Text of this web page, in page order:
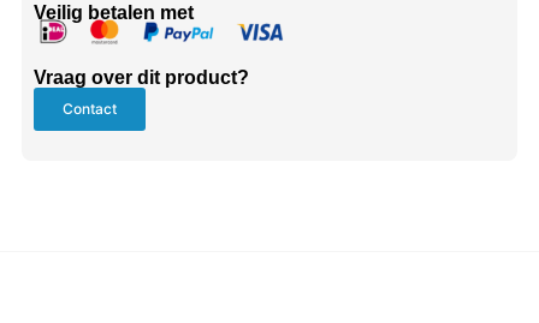
Veilig betalen met
Vraag over dit product?
Contact